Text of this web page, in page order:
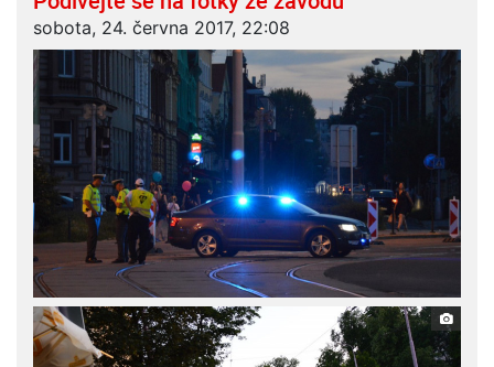
sobota, 24. června 2017, 22:08